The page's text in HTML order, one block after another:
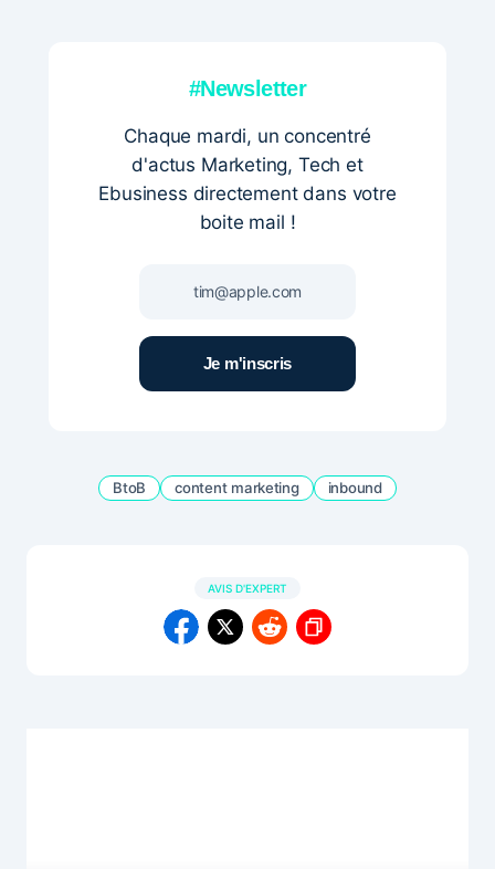
#Newsletter
Chaque mardi, un concentré
d'actus Marketing, Tech et
Ebusiness directement dans votre
boite mail !
BtoB content marketing inbound
AVIS D'EXPERT